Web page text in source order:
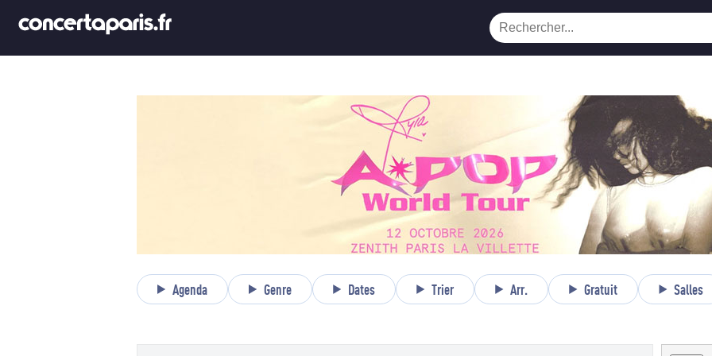
Agenda Genre Dates Trier Arr. Gratuit Salles